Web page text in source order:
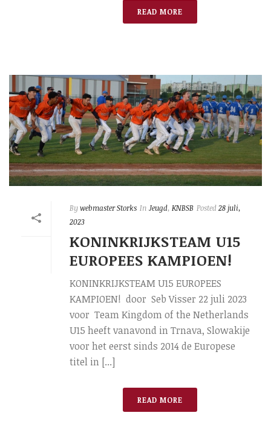
READ MORE
Bywebmaster Storks In Jeugd, KNBSB Posted 28 juli,
2023
KONINKRIJKSTEAM U15
EUROPEES KAMPIOEN!
KONINKRIJKSTEAM U15 EUROPEES
KAMPIOEN! door Seb Visser 22 juli 2023
voor Team Kingdom of the Netherlands
U15 heeft vanavond in Trnava, Slowakije
voor het eerst sinds 2014 de Europese
titel in [...]
READ MORE